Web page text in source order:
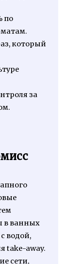
по
который
за
в ванных
водой,
take-away.
сети,